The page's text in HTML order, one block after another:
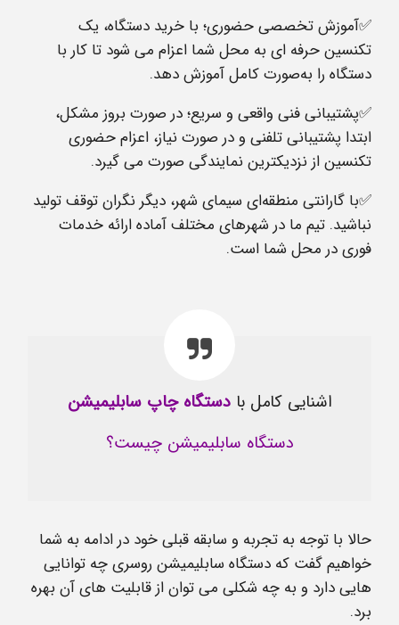
✅آموزش تخصصی حضوری؛ با خرید دستگاه، یک
تکنسین حرفه‌ ای به محل شما اعزام می‌ شود تا کار با
دستگاه را به‌صورت کامل آموزش دهد.
✅پشتیبانی فنی واقعی و سریع؛ در صورت بروز مشکل،
ابتدا پشتیبانی تلفنی و در صورت نیاز، اعزام حضوری
تکنسین از نزدیکترین نمایندگی صورت می‌ گیرد.
✅با گارانتی منطقه‌ای سیمای شهر، دیگر نگران توقف تولید
نباشید. تیم ما در شهرهای مختلف آماده ارائه خدمات
فوری در محل شما است.
اشنایی کامل بادستگاه چاپ سابلیمیشن
دستگاه سابلیمیشن چیست؟
حالا با توجه به تجربه و سابقه قبلی خود در ادامه به شما
خواهیم گفت که دستگاه سابلیمیشن روسری چه توانایی
هایی دارد و به چه شکلی می توان از قابلیت های آن بهره
برد.